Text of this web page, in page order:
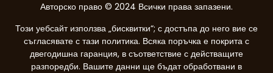
Авторско право © 2024 Всички права запазени.
Този уебсайт използва „бисквитки“; с достъпа до него вие се
съгласявате с тази политика. Всяка поръчка е покрита с
двегодишна гаранция, в съответствие с действащите
разпоредби. Вашите данни ще бъдат обработвани в